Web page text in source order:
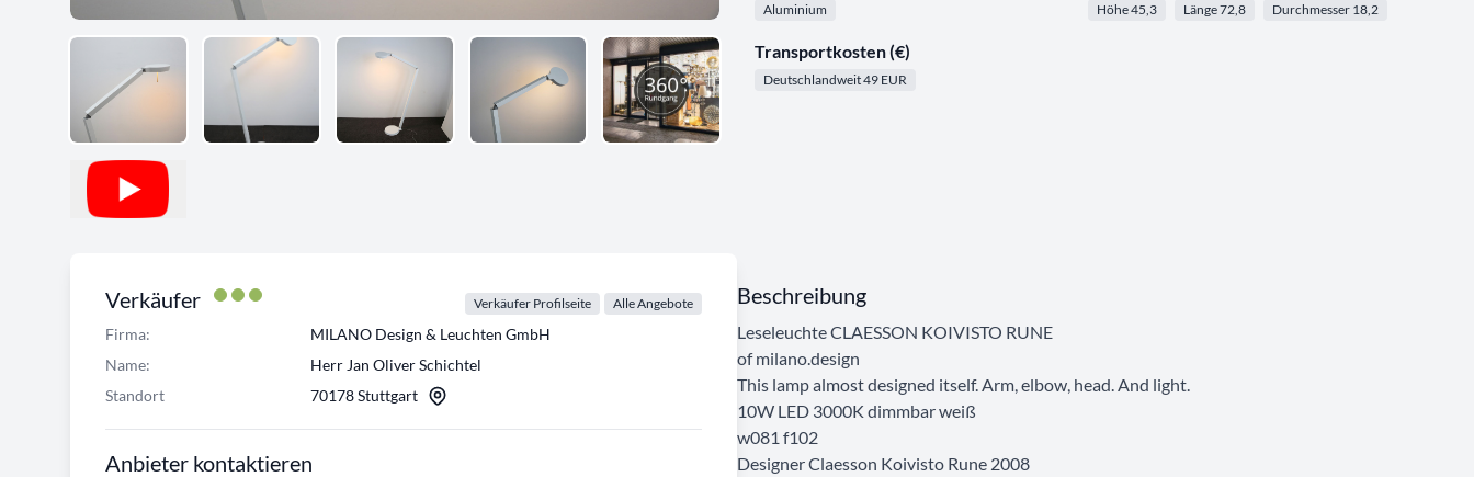
Aluminium Höhe 45,3 Länge 72,8 Durchmesser 18,2
Transportkosten (€)
Deutschlandweit 49 EUR
Verkäufer Verkäufer Profilseite Alle Angebote
Firma:
MILANO Design & Leuchten GmbH
Name:
Herr Jan Oliver Schichtel
Standort
70178 Stuttgart
Anbieter kontaktieren
Beschreibung
Leseleuchte CLAESSON KOIVISTO RUNE
of milano.design
This lamp almost designed itself. Arm, elbow, head. And light.
10W LED 3000K dimmbar weiß
w081 f102
Designer Claesson Koivisto Rune 2008